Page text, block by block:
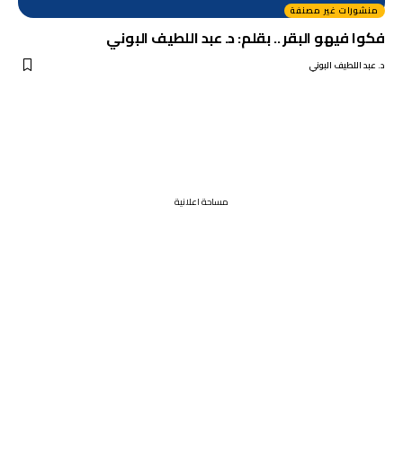
منشورات غير مصنفة
فكوا فيهو البقر .. بقلم: د. عبد اللطيف البوني
د. عبد اللطيف البوني
مساحة اعلانية